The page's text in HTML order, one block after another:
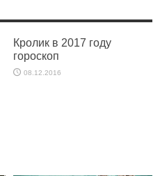
Кролик в 2017 году
гороскоп
08.12.2016